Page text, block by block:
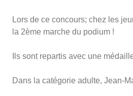
Lors de ce concours; chez les
la 2ème marche du podium !
Ils sont repartis avec une
Dans la catégorie adulte, Jean-